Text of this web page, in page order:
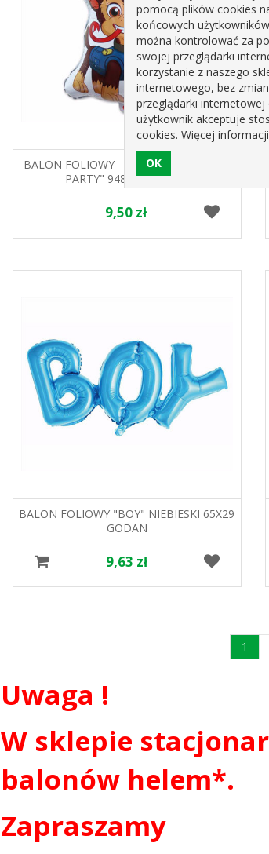
BALON FOLIOWY - PSI PATROL "CHASE
PARTY" 948309 GODAN
9,50 zł
BALON FOLIOWY "BOY" NIEBIESKI 65X29
GODAN
9,63 zł
1
Uwaga !
W sklepie
balonów helem*.
Zapraszamy
pomocą plików cookies
końcowych
można kontrolować za
swojej przeglądarki
korzystanie z naszego
internetowego, bez
przeglądarki internetowej
użytkownik akceptuje
cookies. Więcej
polityce prywatności